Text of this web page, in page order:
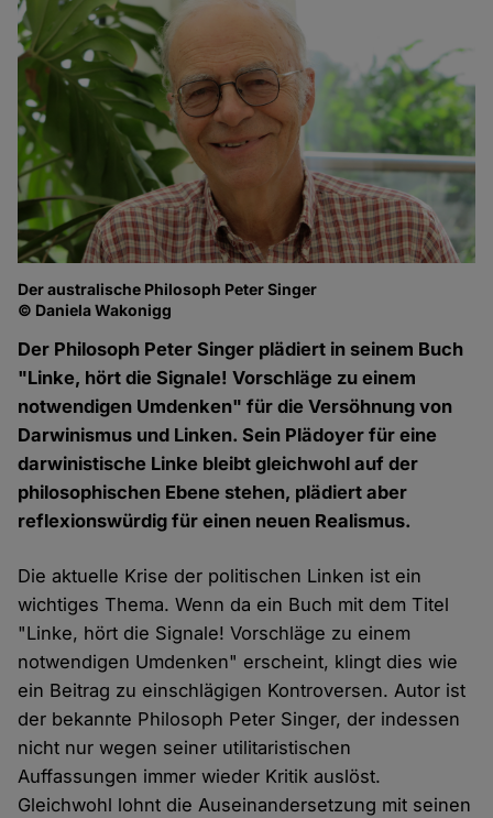
Der australische Philosoph Peter Singer
© Daniela Wakonigg
Der Philosoph Peter Singer plädiert in seinem Buch
"Linke, hört die Signale! Vorschläge zu einem
notwendigen Umdenken" für die Versöhnung von
Darwinismus und Linken. Sein Plädoyer für eine
darwinistische Linke bleibt gleichwohl auf der
philosophischen Ebene stehen, plädiert aber
reflexionswürdig für einen neuen Realismus.
Die aktuelle Krise der politischen Linken ist ein
wichtiges Thema. Wenn da ein Buch mit dem Titel
"Linke, hört die Signale! Vorschläge zu einem
notwendigen Umdenken" erscheint, klingt dies wie
ein Beitrag zu einschlägigen Kontroversen. Autor ist
der bekannte Philosoph Peter Singer, der indessen
nicht nur wegen seiner utilitaristischen
Auffassungen immer wieder Kritik auslöst.
Gleichwohl lohnt die Auseinandersetzung mit seinen